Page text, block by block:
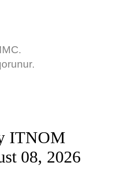
ITNOM
08, 2026